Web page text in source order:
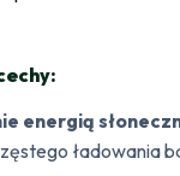
energią
ładowania